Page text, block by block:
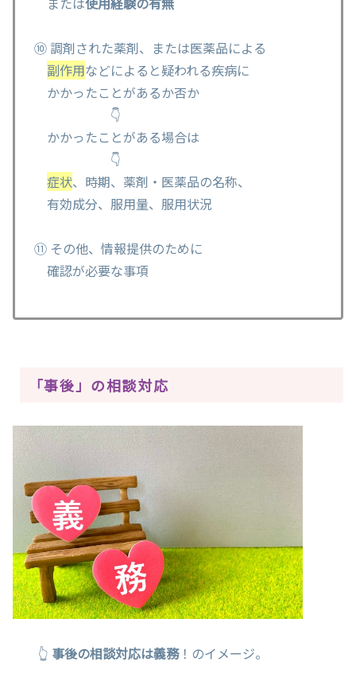
⑩ 調剤された薬剤、または医薬品による
副作用などによると疑われる疾病に
かかったことがあるか否か
👇
かかったことがある場合は
👇
症状、時期、薬剤・医薬品の名称、
有効成分、服用量、服用状況
⑪ その他、情報提供のために
確認が必要な事項
「事後」の相談対応
👆 事後の相談対応は義務！のイメージ。